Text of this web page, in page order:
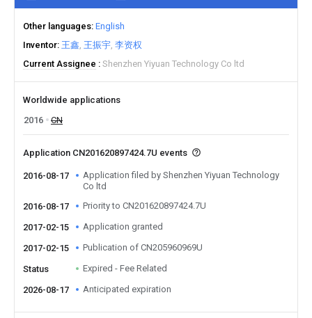
Other languages English
Inventor 王鑫 王振宇 李资权
Current Assignee
Shenzhen Yiyuan Technology Co ltd
Worldwide applications
2016
CN
Application CN201620897424.7U events
2016-08-17
Application filed by Shenzhen Yiyuan Technology
Co ltd
2016-08-17
Priority to CN201620897424.7U
2017-02-15 Application granted
2017-02-15 Publication of CN205960969U
Status Expired - Fee Related
2026-08-17 Anticipated expiration